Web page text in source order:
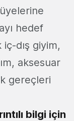
hedef
dış giyim,
aksesuar
gereçleri
bilgi için